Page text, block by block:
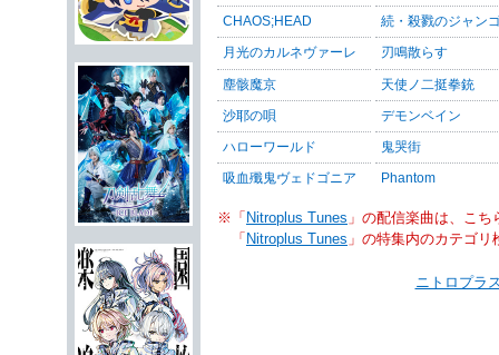
CHAOS;HEAD 続・殺戮のジャン
月光のカルネヴァーレ 刃鳴散らす
塵骸魔京 天使ノ二挺拳銃
沙耶の唄 デモンベイン
ハローワールド 鬼哭街
吸血殲鬼ヴェドゴニア Phantom
※「 Nitroplus Tunes 」の配信楽曲は、こ
「 Nitroplus Tunes 」の特集内のカテゴ
ニトロプラ